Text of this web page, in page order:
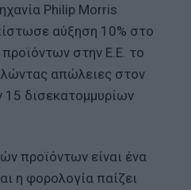
Philip Morris
αύξηση 10% στο
στην Ε.Ε. το
απώλειες στον
δισεκατομμυρίων
προϊόντων είναι ένα
η φορολογία παίζει